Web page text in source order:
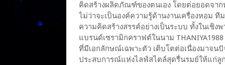
คิดสร้างผลิตภัณฑ์ของตนเอง โดยต่อยอดจา
ไม่ว่าจะเป็นองค์ความรู้ด้านงานเครื่องหอม
ความคิดสร้างสรรค์อย่างเป็นระบบ ทั้งในเชิ
แบรนด์เซรามิกคราฟต์ในนาม
ที่มีเอกลักษณ์เฉพาะตัว เติบโตต่อเนื่องมาจน
ประสบการณ์แห่งไลฟ์สไตล์สุดรื่นรมย์ให้แก่